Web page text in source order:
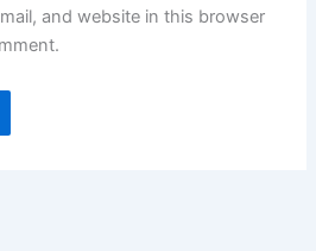
and website in this browser